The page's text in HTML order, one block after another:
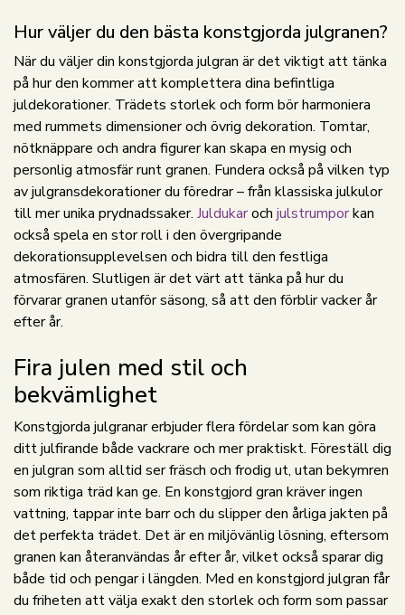
Hur väljer du den bästa konstgjorda julgranen?
När du väljer din konstgjorda julgran är det viktigt att tänka
på hur den kommer att komplettera dina befintliga
juldekorationer. Trädets storlek och form bör harmoniera
med rummets dimensioner och övrig dekoration. Tomtar,
nötknäppare och andra figurer kan skapa en mysig och
personlig atmosfär runt granen. Fundera också på vilken typ
av julgransdekorationer du föredrar – från klassiska julkulor
till mer unika prydnadssaker. Juldukaroch julstrumporkan
också spela en stor roll i den övergripande
dekorationsupplevelsen och bidra till den festliga
atmosfären. Slutligen är det värt att tänka på hur du
förvarar granen utanför säsong, så att den förblir vacker år
efter år.
Fira julen med stil och
bekvämlighet
Konstgjorda julgranar erbjuder flera fördelar som kan göra
ditt julfirande både vackrare och mer praktiskt. Föreställ dig
en julgran som alltid ser fräsch och frodig ut, utan bekymren
som riktiga träd kan ge. En konstgjord gran kräver ingen
vattning, tappar inte barr och du slipper den årliga jakten på
det perfekta trädet. Det är en miljövänlig lösning, eftersom
granen kan återanvändas år efter år, vilket också sparar dig
både tid och pengar i längden. Med en konstgjord julgran får
du friheten att välja exakt den storlek och form som passar